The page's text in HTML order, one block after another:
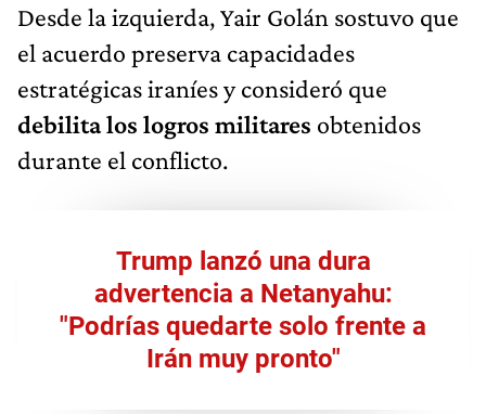
Desde la izquierda, Yair Golán sostuvo que
el acuerdo preserva capacidades
estratégicas iraníes y consideró que
debilita los logros militares obtenidos
durante el conflicto.
Trump lanzó una dura
advertencia a Netanyahu:
"Podrías quedarte solo frente a
Irán muy pronto"